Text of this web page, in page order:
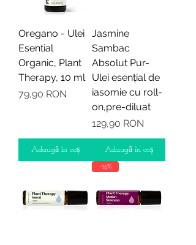
Oregano - Ulei
Esential
Organic, Plant
Therapy, 10 ml
Preț
79,90 RON
Adaugă în coș
Jasmine
Sambac
Absolut Pur-
Ulei esențial de
iasomie cu roll-
on,pre-diluat
Preț
129,90 RON
Adaugă în coș
-15%